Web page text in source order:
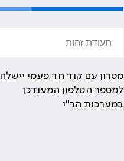
מסרון עם קוד חד פעמי יישלח
למספר הטלפון המעודכן
במערכות הר"י